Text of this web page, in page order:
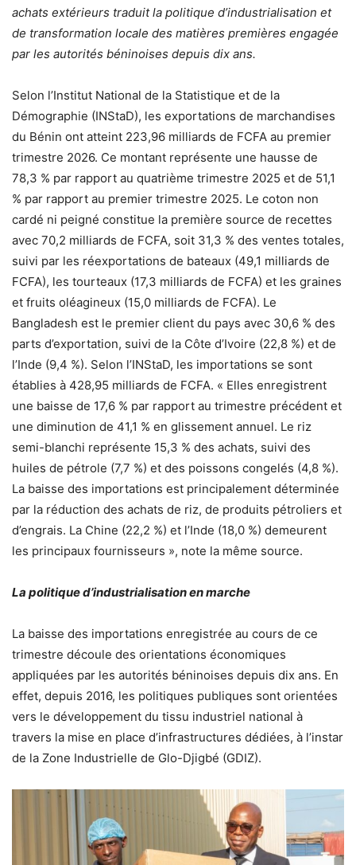
achats extérieurs traduit la politique d’industrialisation et
de transformation locale des matières premières engagée
par les autorités béninoises depuis dix ans.
Selon l’Institut National de la Statistique et de la
Démographie (INStaD), les exportations de marchandises
du Bénin ont atteint 223,96 milliards de FCFA au premier
trimestre 2026. Ce montant représente une hausse de
78,3 % par rapport au quatrième trimestre 2025 et de 51,1
% par rapport au premier trimestre 2025. Le coton non
cardé ni peigné constitue la première source de recettes
avec 70,2 milliards de FCFA, soit 31,3 % des ventes totales,
suivi par les réexportations de bateaux (49,1 milliards de
FCFA), les tourteaux (17,3 milliards de FCFA) et les graines
et fruits oléagineux (15,0 milliards de FCFA). Le
Bangladesh est le premier client du pays avec 30,6 % des
parts d’exportation, suivi de la Côte d’Ivoire (22,8 %) et de
l’Inde (9,4 %). Selon l’INStaD, les importations se sont
établies à 428,95 milliards de FCFA. « Elles enregistrent
une baisse de 17,6 % par rapport au trimestre précédent et
une diminution de 41,1 % en glissement annuel. Le riz
semi-blanchi représente 15,3 % des achats, suivi des
huiles de pétrole (7,7 %) et des poissons congelés (4,8 %).
La baisse des importations est principalement déterminée
par la réduction des achats de riz, de produits pétroliers et
d’engrais. La Chine (22,2 %) et l’Inde (18,0 %) demeurent
les principaux fournisseurs », note la même source.
La politique d’industrialisation en marche
La baisse des importations enregistrée au cours de ce
trimestre découle des orientations économiques
appliquées par les autorités béninoises depuis dix ans. En
effet, depuis 2016, les politiques publiques sont orientées
vers le développement du tissu industriel national à
travers la mise en place d’infrastructures dédiées, à l’instar
de la Zone Industrielle de Glo-Djigbé (GDIZ).